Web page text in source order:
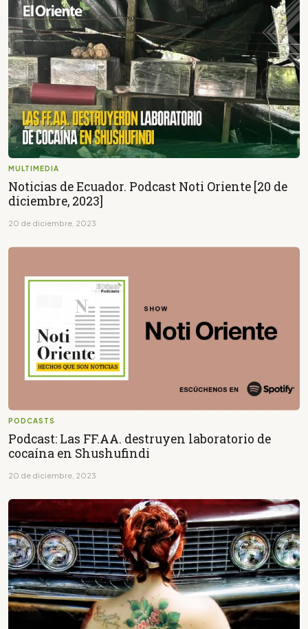
MULTIMEDIA
Noticias de Ecuador. Podcast Noti Oriente [20 de
diciembre, 2023]
20 de diciembre, 2023
PODCASTS
Podcast: Las FF.AA. destruyen laboratorio de
cocaína en Shushufindi
20 de diciembre, 2023